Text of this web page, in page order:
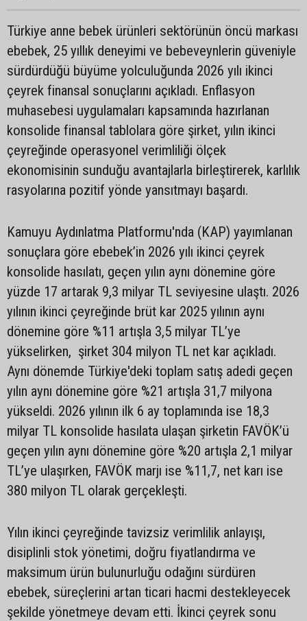
Türkiye anne bebek ürünleri sektörünün öncü markası
ebebek, 25 yıllık deneyimi ve bebeveynlerin güveniyle
sürdürdüğü büyüme yolculuğunda 2026 yılı ikinci
çeyrek finansal sonuçlarını açıkladı. Enflasyon
muhasebesi uygulamaları kapsamında hazırlanan
konsolide finansal tablolara göre şirket, yılın ikinci
çeyreğinde operasyonel verimliliği ölçek
ekonomisinin sunduğu avantajlarla birleştirerek, karlılık
rasyolarına pozitif yönde yansıtmayı başardı.
Kamuyu Aydınlatma Platformu'nda (KAP) yayımlanan
sonuçlara göre ebebek’in 2026 yılı ikinci çeyrek
konsolide hasılatı, geçen yılın aynı dönemine göre
yüzde 17 artarak 9,3 milyar TL seviyesine ulaştı. 2026
yılının ikinci çeyreğinde brüt kar 2025 yılının aynı
dönemine göre %11 artışla 3,5 milyar TL’ye
yükselirken, şirket 304 milyon TL net kar açıkladı.
Aynı dönemde Türkiye'deki toplam satış adedi geçen
yılın aynı dönemine göre %21 artışla 31,7 milyona
yükseldi. 2026 yılının ilk 6 ay toplamında ise 18,3
milyar TL konsolide hasılata ulaşan şirketin FAVÖK’ü
geçen yılın aynı dönemine göre %20 artışla 2,1 milyar
TL’ye ulaşırken, FAVÖK marjı ise %11,7, net karı ise
380 milyon TL olarak gerçekleşti.
Yılın ikinci çeyreğinde tavizsiz verimlilik anlayışı,
disiplinli stok yönetimi, doğru fiyatlandırma ve
maksimum ürün bulunurluğu odağını sürdüren
ebebek, süreçlerini artan ticari hacmi destekleyecek
şekilde yönetmeye devam etti. İkinci çeyrek sonu